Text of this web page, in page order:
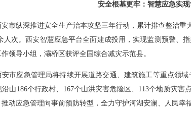
安全根基更牢：智慧应急实
纵深推进安全生产治本攻坚三年行动，累计排查整治重
人次。西安智慧应急平台全面建成投用，实现监测预警、
领导小组，灞桥区获评全国综合减灾示范县。
应急管理局将持续开展道路交通、建筑施工等重点领域
沿山186个行政村、167个山洪灾害危险区、113个地质灾
动应急管理向事前预防转型，全力守护河湖安澜、人民幸福